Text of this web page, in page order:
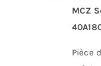
MCZ
Pièce